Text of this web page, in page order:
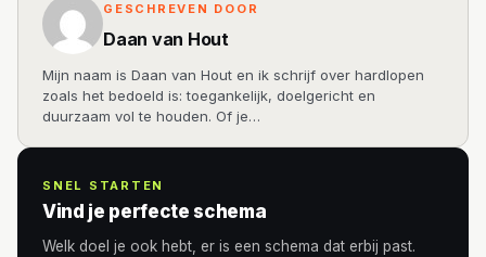
GESCHREVEN DOOR
Daan van Hout
Mijn naam is Daan van Hout en ik schrijf over hardlopen
zoals het bedoeld is: toegankelijk, doelgericht en
duurzaam vol te houden. Of je…
SNEL STARTEN
Vind je perfecte schema
Welk doel je ook hebt, er is een schema dat erbij past.